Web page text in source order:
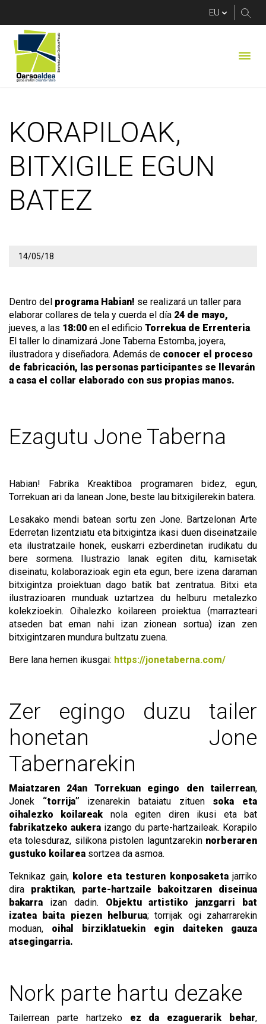
KORAPILOAK,
BITXIGILE EGUN
BATEZ
14/05/18
Dentro del programa Habian! se realizará un taller para
elaborar collares de tela y cuerda el día 24 de mayo,
jueves, a las 18:00 en el edificio Torrekua de Errenteria.
El taller lo dinamizará Jone Taberna Estomba, joyera,
ilustradora y diseñadora. Además de conocer el proceso
de fabricación, las personas participantes se llevarán
a casa el collar elaborado con sus propias manos.
Ezagutu Jone Taberna
Habian! Fabrika Kreaktiboa programaren bidez, egun,
Torrekuan ari da lanean Jone, beste lau bitxigilerekin batera.
Lesakako mendi batean sortu zen Jone. Bartzelonan Arte
Ederretan lizentziatu eta bitxigintza ikasi duen diseinatzaile
eta ilustratzaile honek, euskarri ezberdinetan irudikatu du
bere sormena. Ilustrazio lanak egiten ditu, kamisetak
diseinatu, kolaborazioak egin eta egun, bere izena daraman
bitxigintza proiektuan dago batik bat zentratua. Bitxi eta
ilustrazioaren munduak uztartzea du helburu metalezko
kolekzioekin. Oihalezko koilareen proiektua (marrazteari
atseden bat eman nahi izan zionean sortua) izan zen
bitxigintzaren mundura bultzatu zuena.
Bere lana hemen ikusgai: https://jonetaberna.com/
Zer egingo duzu tailer
honetan Jone
Tabernarekin
Maiatzaren 24an Torrekuan egingo den tailerrean,
Jonek “torrija” izenarekin bataiatu zituen soka eta
oihalezko koilareak nola egiten diren ikusi eta bat
fabrikatzeko aukera izango du parte-hartzaileak. Korapilo
eta tolesduraz, silikona pistolen laguntzarekin norberaren
gustuko koilarea sortzea da asmoa.
Teknikaz gain, kolore eta testuren konposaketajarriko
dira praktikan, parte-hartzaile bakoitzaren diseinua
bakarra izan dadin. Objektu artistiko janzgarri bat
izatea baita piezen helburua; torrijak ogi zaharrarekin
moduan, oihal birziklatuekin egin daiteken gauza
atsegingarria.
Nork parte hartu dezake
Tailerrean parte hartzeko ez da ezaguerarik behar,